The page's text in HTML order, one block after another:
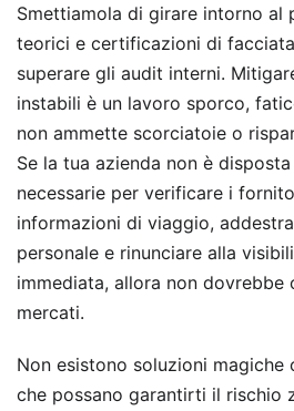
Smettiamola di girare intorno al
teorici e certificazioni di
superare gli audit interni.
instabili è un lavoro sporco,
non ammette scorciatoie o
Se la tua azienda non è
necessarie per verificare i
informazioni di viaggio,
personale e rinunciare alla
immediata, allora non dovrebbe
mercati.
Non esistono soluzioni magiche
che possano garantirti il rischio